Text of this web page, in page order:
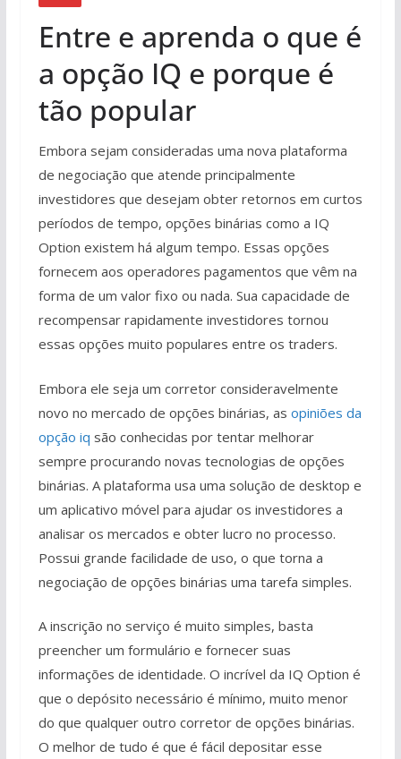
Entre e aprenda o que é
a opção IQ e porque é
tão popular
Embora sejam consideradas uma nova plataforma
de negociação que atende principalmente
investidores que desejam obter retornos em curtos
períodos de tempo, opções binárias como a IQ
Option existem há algum tempo. Essas opções
fornecem aos operadores pagamentos que vêm na
forma de um valor fixo ou nada. Sua capacidade de
recompensar rapidamente investidores tornou
essas opções muito populares entre os traders.
Embora ele seja um corretor consideravelmente
novo no mercado de opções binárias, as opiniões da
opção iq são conhecidas por tentar melhorar
sempre procurando novas tecnologias de opções
binárias. A plataforma usa uma solução de desktop e
um aplicativo móvel para ajudar os investidores a
analisar os mercados e obter lucro no processo.
Possui grande facilidade de uso, o que torna a
negociação de opções binárias uma tarefa simples.
A inscrição no serviço é muito simples, basta
preencher um formulário e fornecer suas
informações de identidade. O incrível da IQ Option é
que o depósito necessário é mínimo, muito menor
do que qualquer outro corretor de opções binárias.
O melhor de tudo é que é fácil depositar esse